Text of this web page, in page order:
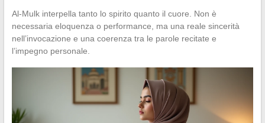
Al-Mulk interpella tanto lo spirito quanto il cuore. Non è
necessaria eloquenza o performance, ma una reale sincerità
nell’invocazione e una coerenza tra le parole recitate e
l’impegno personale.